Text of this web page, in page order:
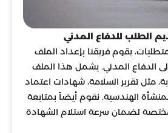
الطلب للدفاع المدني
يقوم فريقنا بإعداد الملف
إلى الدفاع المدني. يشمل هذا الملف
مثل تقرير السلامة، شهادات اعتماد
الهندسية. نقوم أيضاً بمتابعة
لضمان سرعة استلام الشهادة